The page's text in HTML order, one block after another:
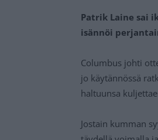
Patrik Laine sai
isännöi
Columbus johti
jo käytännössä
haltuunsa
Jostain kumman